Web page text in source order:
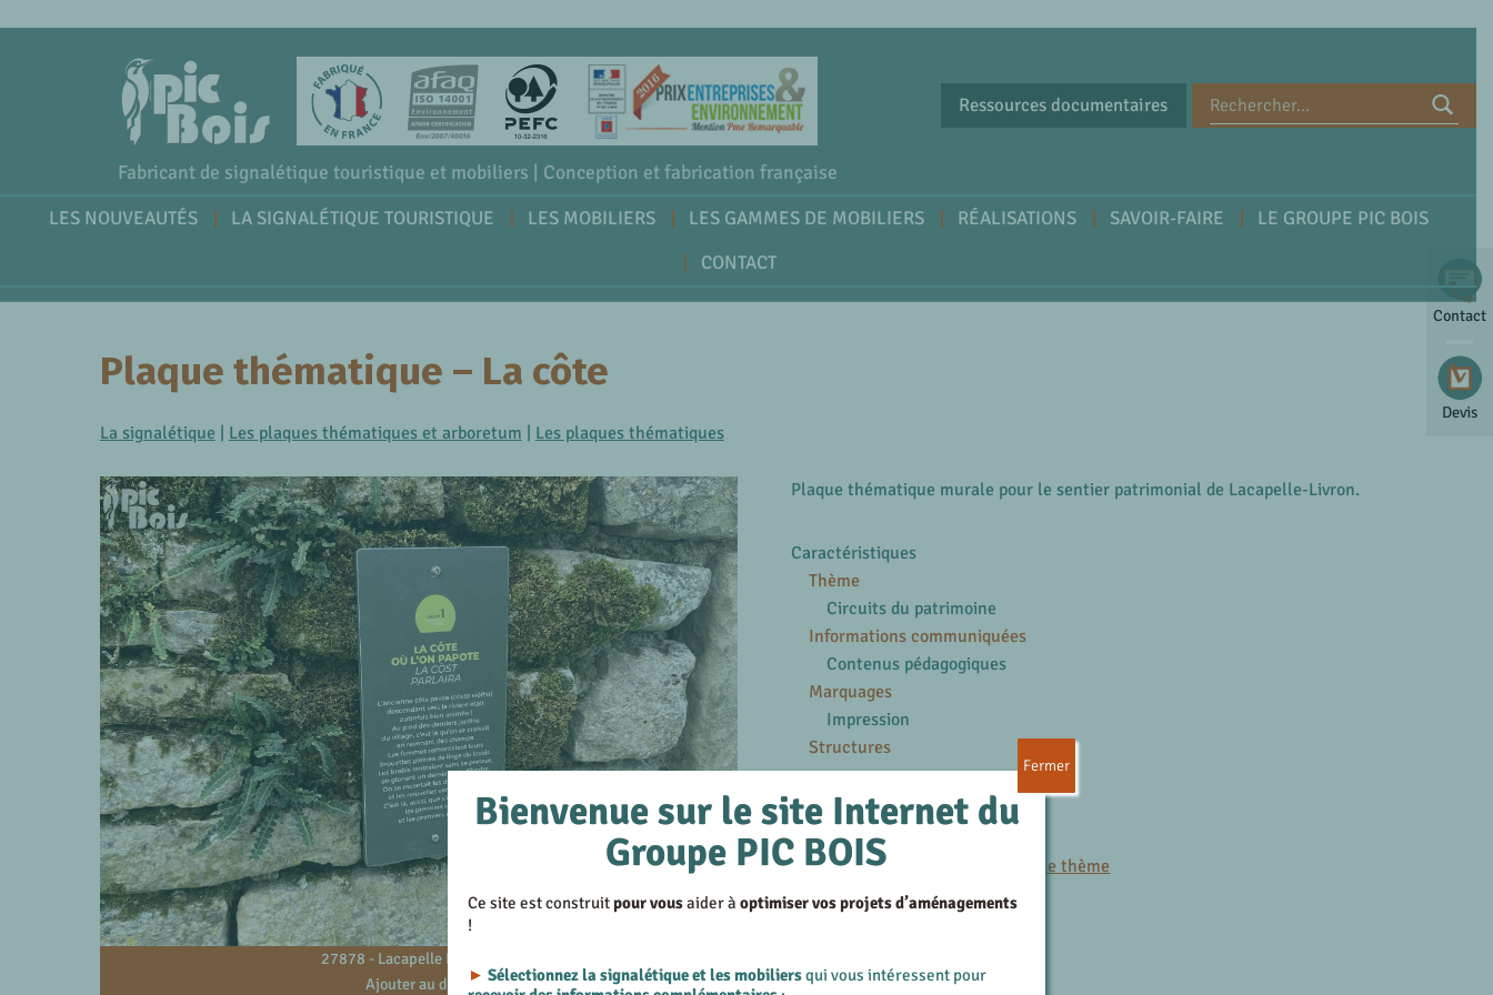
Contact
Devis
Fabricant de signalétique touristique et mobiliers | Conception et fabrication française
LES NOUVEAUTÉS LA SIGNALÉTIQUE TOURISTIQUE LES MOBILIERS LES GAMMES DE MOBILIERS RÉALISATIONS SAVOIR-FAIRE
LE GROUPE PIC BOIS
CONTACT
Ressources documentaires
Plaque thématique – La côte
La signalétique | Les plaques thématiques et arboretum | Les plaques thématiques
27878 - Lacapelle Livron - 82
Ajouter au devis
Plaque thématique murale pour le sentier patrimonial de Lacapelle-Livron.
Caractéristiques
Thème
Circuits du patrimoine
Informations communiquées
Contenus pédagogiques
Marquages
Impression
Structures
En savoir plus
Voir les produits similaires
Voir les réalisations sur le même thème
Bienvenue sur le site Internet du
Groupe PIC BOIS
Ce site est construitpour vousaider àoptimiser vos projets d’aménagements
!
► Sélectionnez la signalétique et les mobiliersqui vous intéressent pour
Fermer